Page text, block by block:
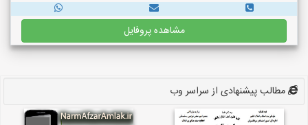
مشاهده پروفایل
مطالب پیشنهادی از سراسر وب